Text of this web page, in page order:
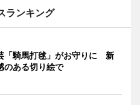
ランキング
「騎馬打毬」がお守りに 新
のある切り絵で